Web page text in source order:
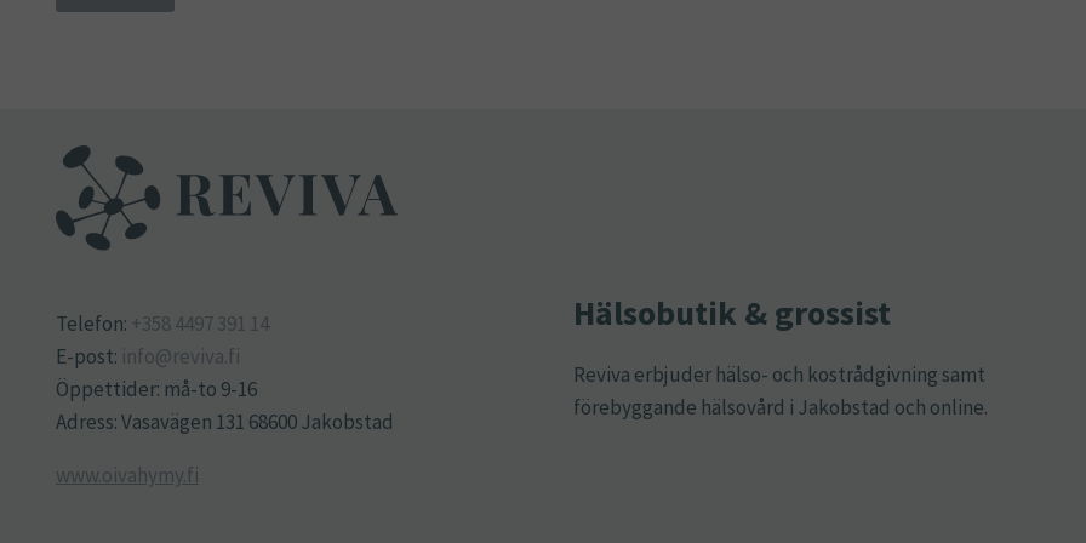
Telefon: +358 4497 391 14
E-post: info@reviva.fi
Öppettider: må-to 9-16
Adress: Vasavägen 131 68600 Jakobstad
www.oivahymy.fi
Hälsobutik & grossist
Reviva erbjuder hälso- och kostrådgivning samt
förebyggande hälsovård i Jakobstad och online.